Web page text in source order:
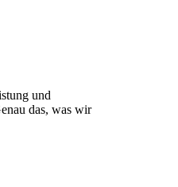
und
das, was wir